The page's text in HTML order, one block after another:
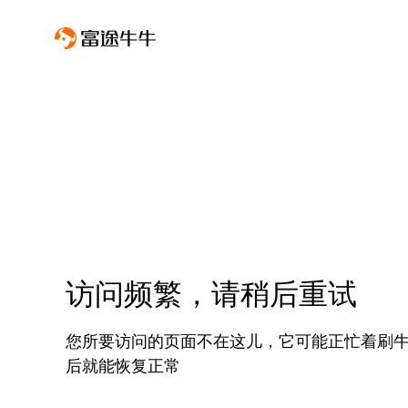
访问频繁，请稍后重试
您所要访问的页面不在这儿，它可能正忙着刷
后就能恢复正常